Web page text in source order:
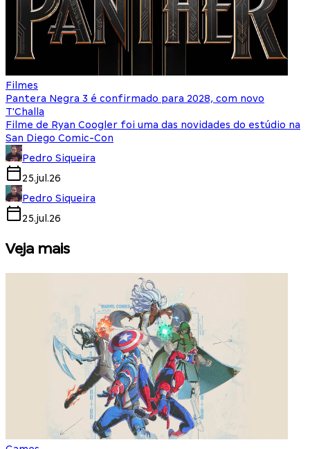
Filmes
Pantera Negra 3 é confirmado para 2028, com novo
T'Challa
Filme de Ryan Coogler foi uma das novidades do estúdio na
San Diego Comic-Con
Pedro Siqueira
25.jul.26
Pedro Siqueira
25.jul.26
Veja mais